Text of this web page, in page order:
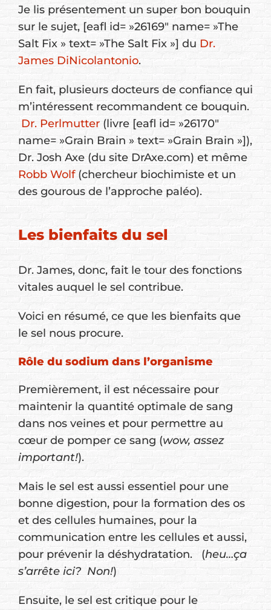
Je lis présentement un super bon bouquin
sur le sujet, [eafl id= »26169″ name= »The
Salt Fix » text= »The Salt Fix »] du Dr.
James DiNicolantonio.
En fait, plusieurs docteurs de confiance qui
m’intéressent recommandent ce bouquin.
Dr. Perlmutter (livre [eafl id= »26170″
name= »Grain Brain » text= »Grain Brain »]),
Dr. Josh Axe (du site DrAxe.com) et même
Robb Wolf(chercheur biochimiste et un
des gourous de l’approche paléo).
Les bienfaits du sel
Dr. James, donc, fait le tour des fonctions
vitales auquel le sel contribue.
Voici en résumé, ce que les bienfaits que
le sel nous procure.
Rôle du sodium dans l’organisme
Premièrement, il est nécessaire pour
maintenir la quantité optimale de sang
dans nos veines et pour permettre au
cœur de pomper ce sang (wow, assez
important!).
Mais le sel est aussi essentiel pour une
bonne digestion, pour la formation des os
et des cellules humaines, pour la
communication entre les cellules et aussi,
pour prévenir la déshydratation. (heu…ça
s’arrête ici? Non!)
Ensuite, le sel est critique pour le